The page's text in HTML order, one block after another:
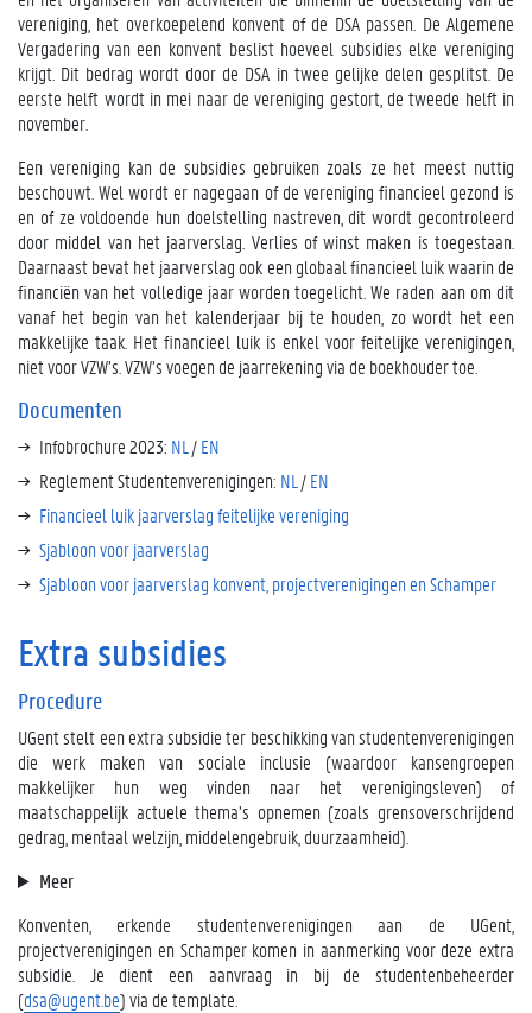
vereniging, het overkoepelend konvent of de DSA passen. De Algemene
Vergadering van een konvent beslist hoeveel subsidies elke vereniging
krijgt. Dit bedrag wordt door de DSA in twee gelijke delen gesplitst. De
eerste helft wordt in mei naar de vereniging gestort, de tweede helft in
november.
Een vereniging kan de subsidies gebruiken zoals ze het meest nuttig
beschouwt. Wel wordt er nagegaan of de vereniging financieel gezond is
en of ze voldoende hun doelstelling nastreven, dit wordt gecontroleerd
door middel van het jaarverslag. Verlies of winst maken is toegestaan.
Daarnaast bevat het jaarverslag ook een globaal financieel luik waarin de
financiën van het volledige jaar worden toegelicht. We raden aan om dit
vanaf het begin van het kalenderjaar bij te houden, zo wordt het een
makkelijke taak. Het financieel luik is enkel voor feitelijke verenigingen,
niet voor VZW’s. VZW’s voegen de jaarrekening via de boekhouder toe.
Documenten
Infobrochure 2023: NL /EN
Reglement Studentenverenigingen: NL /EN
Financieel luik jaarverslag feitelijke vereniging
Sjabloon voor jaarverslag
Sjabloon voor jaarverslag konvent, projectverenigingen en Schamper
Extra subsidies
Procedure
UGent stelt een extra subsidie ter beschikking van studentenverenigingen
die werk maken van sociale inclusie (waardoor kansengroepen
makkelijker hun weg vinden naar het verenigingsleven) of
maatschappelijk actuele thema’s opnemen (zoals grensoverschrijdend
gedrag, mentaal welzijn, middelengebruik, duurzaamheid).
Meer
Konventen, erkende studentenverenigingen aan de UGent,
projectverenigingen en Schamper komen in aanmerking voor deze extra
subsidie. Je dient een aanvraag in bij de studentenbeheerder
(dsa@ugent.be) via de template.